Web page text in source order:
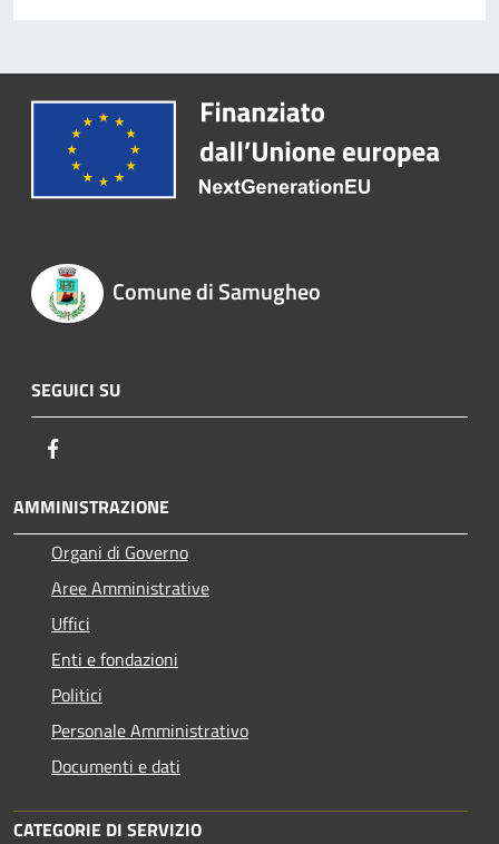
Comune di Samugheo
SEGUICI SU
AMMINISTRAZIONE
Organi di Governo
Aree Amministrative
Uffici
Enti e fondazioni
Politici
Personale Amministrativo
Documenti e dati
CATEGORIE DI SERVIZIO